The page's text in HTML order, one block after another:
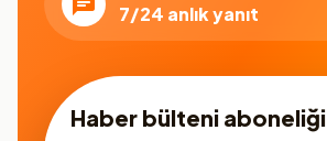
7/24 anlık yanıt
Haber bülteni aboneliği